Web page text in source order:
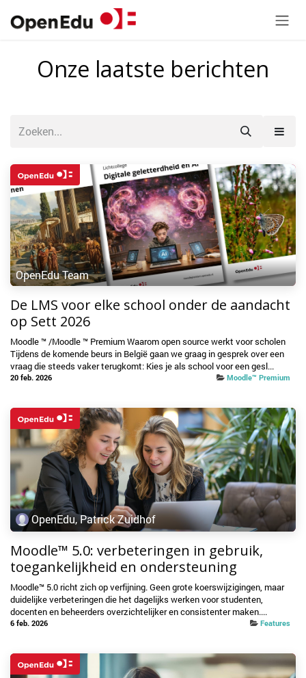
Onze laatste berichten
OpenEdu Team
De LMS voor elke school onder de aandacht
op Sett 2026
Moodle ™ /Moodle ™ Premium Waarom open source werkt voor scholen
Tijdens de komende beurs in België gaan we graag in gesprek over een
vraag die steeds vaker terugkomt: Kies je als school voor een gesl...
20 feb. 2026 Moodle™ Premium
OpenEdu, Patrick Zuidhof
Moodle™ 5.0: verbeteringen in gebruik,
toegankelijkheid en ondersteuning
Moodle™ 5.0 richt zich op verfijning. Geen grote koerswijzigingen, maar
duidelijke verbeteringen die het dagelijks werken voor studenten,
docenten en beheerders overzichtelijker en consistenter maken....
6 feb. 2026 Features